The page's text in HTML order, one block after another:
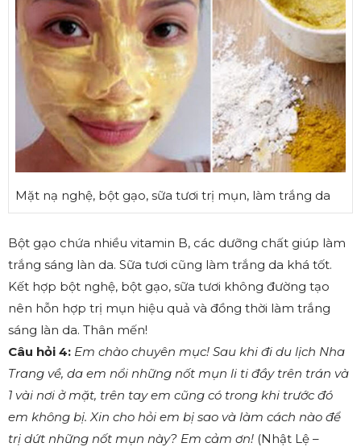
Mặt nạ nghệ, bột gạo, sữa tươi trị mụn, làm trắng da
Bột gạo chứa nhiều vitamin B, các dưỡng chất giúp làm
trắng sáng làn da. Sữa tươi cũng làm trắng da khá tốt.
Kết hợp bột nghệ, bột gạo, sữa tươi không đường tạo
nên hỗn hợp trị mụn hiệu quả và đồng thời làm trắng
sáng làn da. Thân mến!
Câu hỏi 4: Em chào chuyên mục! Sau khi đi du lịch Nha
Trang về, da em nổi những nốt mụn li ti đầy trên trán và
1 vài nơi ở mặt, trên tay em cũng có trong khi trước đó
em không bị. Xin cho hỏi em bị sao và làm cách nào để
trị dứt những nốt mụn này? Em cảm ơn! (Nhật Lệ –